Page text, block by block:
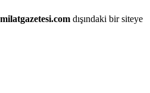
dışındaki bir siteye